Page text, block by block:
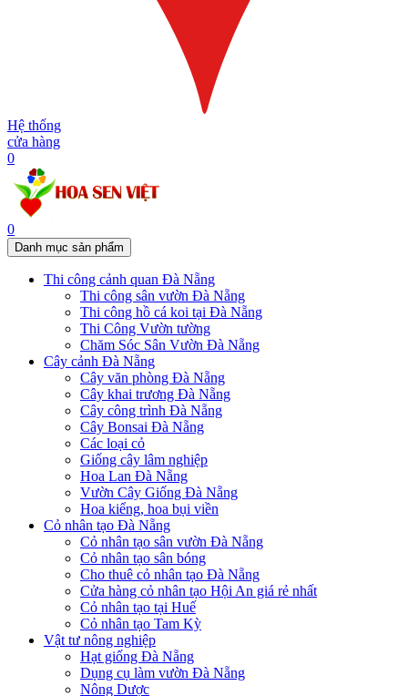
Hệ thống
cửa hàng
0
0
Danh mục sản phẩm
Thi công cảnh quan Đà Nẵng
Thi công sân vườn Đà Nẵng
Thi công hồ cá koi tại Đà Nẵng
Thi Công Vườn tường
Chăm Sóc Sân Vườn Đà Nẵng
Cây cảnh Đà Nẵng
Cây văn phòng Đà Nẵng
Cây khai trương Đà Nẵng
Cây công trình Đà Nẵng
Cây Bonsai Đà Nẵng
Các loại cỏ
Giống cây lâm nghiệp
Hoa Lan Đà Nẵng
Vườn Cây Giống Đà Nẵng
Hoa kiểng, hoa bụi viền
Cỏ nhân tạo Đà Nẵng
Cỏ nhân tạo sân vườn Đà Nẵng
Cỏ nhân tạo sân bóng
Cho thuê cỏ nhân tạo Đà Nẵng
Cửa hàng cỏ nhân tạo Hội An giá rẻ nhất
Cỏ nhân tạo tại Huế
Cỏ nhân tạo Tam Kỳ
Vật tư nông nghiệp
Hạt giống Đà Nẵng
Dụng cụ làm vườn Đà Nẵng
Nông Dược